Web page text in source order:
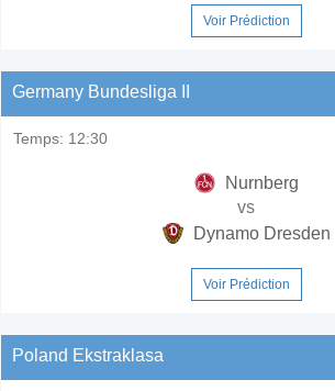
Voir Prédiction
Germany Bundesliga II
Temps: 12:30
Nurnberg
vs
Dynamo Dresden
Voir Prédiction
Poland Ekstraklasa